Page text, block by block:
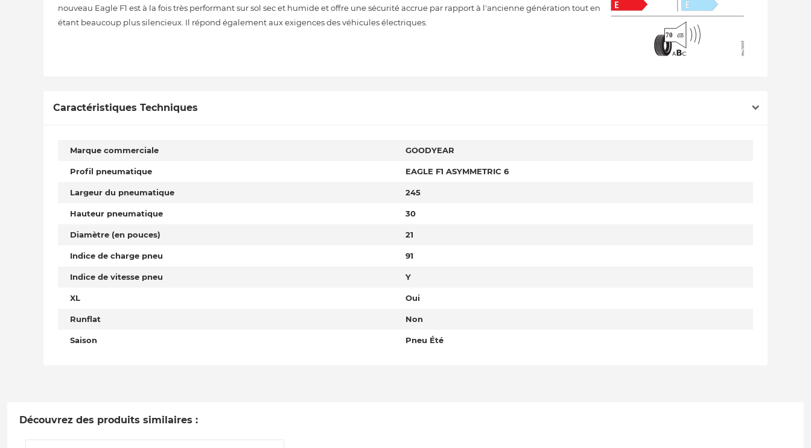
nouveau Eagle F1 est à la fois très performant sur sol sec et humide et offre une sécurité accrue par rapport à l'ancienne génération tout en
étant beaucoup plus silencieux. Il répond également aux exigences des véhicules électriques.
Caractéristiques Techniques
Marque commerciale GOODYEAR
Profil pneumatique EAGLE F1 ASYMMETRIC 6
Largeur du pneumatique 245
Hauteur pneumatique 30
Diamètre (en pouces) 21
Indice de charge pneu 91
Indice de vitesse pneu Y
XL Oui
Runflat Non
Saison Pneu Été
Découvrez des produits similaires :